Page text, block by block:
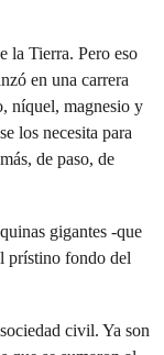
la Tierra. Pero eso
en una carrera
níquel, magnesio y
los necesita para
de paso, de
gigantes -que
prístino fondo del
civil. Ya son